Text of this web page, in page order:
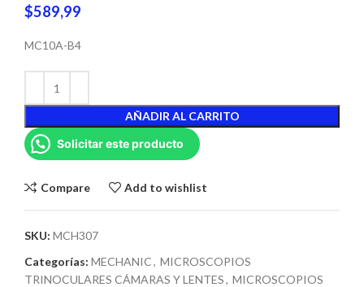
$589,99
MC10A-B4
AÑADIR AL CARRITO
Solicitar este producto
Compare Add to wishlist
SKU: MCH307
Categorías: MECHANIC, MICROSCOPIOS
TRINOCULARES CÁMARAS Y LENTES, MICROSCOPIOS